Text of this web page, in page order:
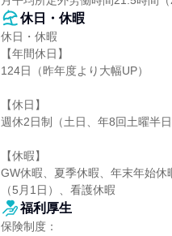
休日・休暇
休日・休暇
【年間休日】
124日（昨年度より大幅UP）
【休日】
週休2日制（土日、年8回土曜半
【休暇】
GW休暇、夏季休暇、年末年始
（5月1日）、看護休暇
福利厚生
保険制度：